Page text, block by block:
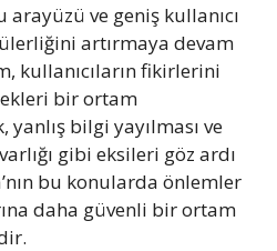
arayüzü ve geniş kullanıcı
artırmaya devam
kullanıcıların fikirlerini
bir ortam
yanlış bilgi yayılması ve
gibi eksileri göz ardı
bu konularda önlemler
daha güvenli bir ortam